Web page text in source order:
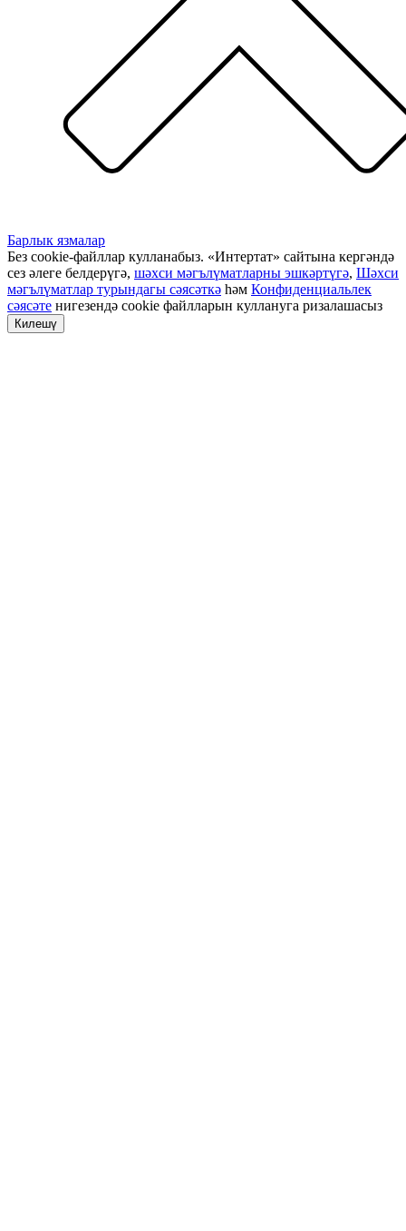
Барлык язмалар
Без cookie-файллар кулланабыз. «Интертат» сайтына кергәндә
сез әлеге белдерүгә, шәхси мәгълүматларны эшкәртүгә, Шәхси
мәгълүматлар турындагы сәясәткә һәм Конфиденциальлек
сәясәте нигезендә cookie файлларын куллануга ризалашасыз
Килешү